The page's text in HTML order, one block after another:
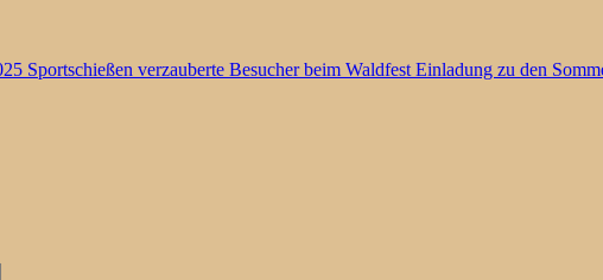
Sportschießen verzauberte Besucher beim Waldfest Einladung zu den